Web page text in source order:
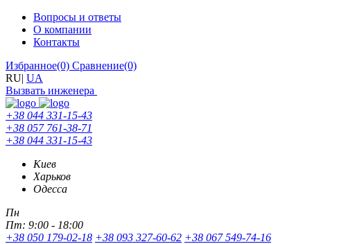
Вопросы и ответы
О компании
Контакты
Избранное(0) Сравнение(0)
RU| UA
Вызвать инженера
+38 044 331-15-43
+38 057 761-38-71
+38 044 331-15-43
Киев
Харьков
Одесса
Пн
Пт: 9:00 - 18:00
+38 050 179-02-18 +38 093 327-60-62 +38 067 549-74-16